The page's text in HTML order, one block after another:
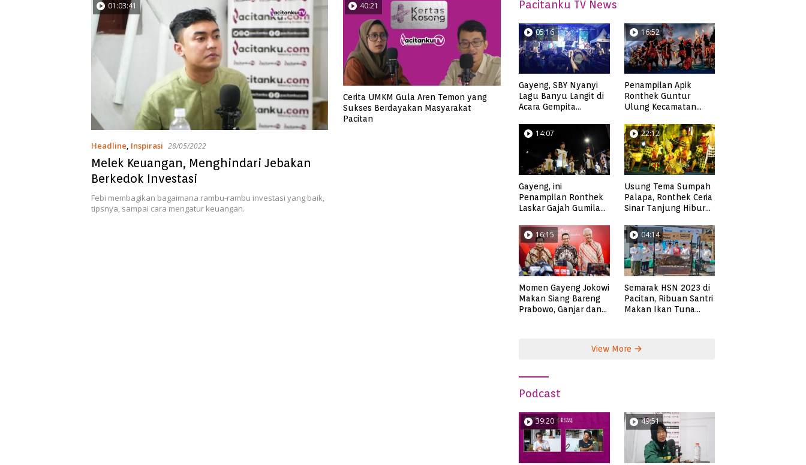
01:03:41
Headline, Inspirasi 28/05/2022
Melek Keuangan, Menghindari Jebakan
Berkedok Investasi
Febi membagikan bagaimana rambu-rambu investasi yang baik,
tipsnya, sampai cara mengatur keuangan.
40:21
Cerita UMKM Gula Aren Temon yang
Sukses Berdayakan Masyarakat
Pacitan
Pacitanku TV News
05:16
Gayeng, SBY Nyanyi
Lagu Banyu Langit di
Acara Gempita
16:52
Penampilan Apik
Ronthek Guntur
Ulung Kecamatan
14:07
Gayeng, ini
Penampilan Ronthek
Laskar Gajah Gumilap
22:12
Usung Tema Sumpah
Palapa, Ronthek Ceria
Sinar Tanjung Hibur
FRP 2023
16:15
Momen Gayeng Jokowi
Makan Siang Bareng
Prabowo, Ganjar dan
04:14
Semarak HSN 2023 di
Pacitan, Ribuan Santri
Makan Ikan Tuna
View More
Podcast
39:20 49:51